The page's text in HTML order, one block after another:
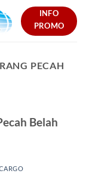
INFO
PROMO
PECAH
Belah